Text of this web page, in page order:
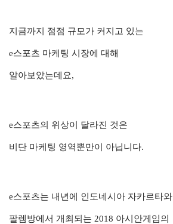
지금까지 점점 규모가 커지고 있는
e스포츠 마케팅 시장에 대해
알아보았는데요,
e스포츠의 위상이 달라진 것은
비단 마케팅 영역뿐만이 아닙니다.
e스포츠는 내년에 인도네시아 자카르타와
팔렘방에서 개최되는 2018 아시안게임의